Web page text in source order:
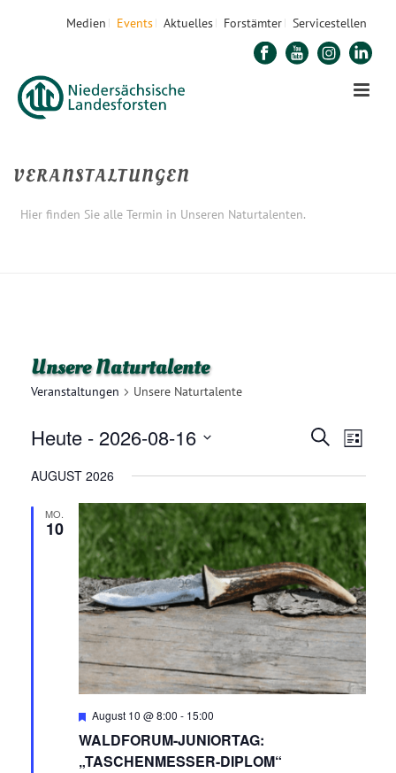
Medien Events Aktuelles Forstämter Servicestellen
VERANSTALTUNGEN
Hier finden Sie alle Termin in Unseren Naturtalenten.
Unsere Naturtalente
Veranstaltungen Unsere Naturtalente
V
E
R
A
N
S
T
Suche V
A
N
S
T
A
L
T
Liste
Heute - 2026-08-16
AUGUST 2026
MO.
10
Empfohlen
August 10 @ 8:00 - 15:00
WALDFORUM-JUNIORTAG:
„TASCHENMESSER-DIPLOM“